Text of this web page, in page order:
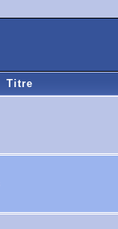
Titre